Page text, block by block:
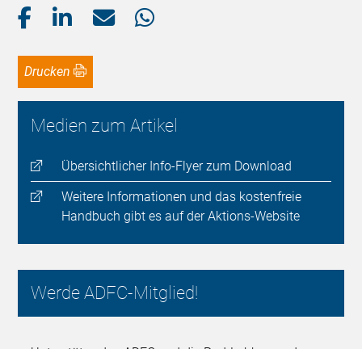
Drucken
Medien zum Artikel
Übersichtlicher Info-Flyer zum Download
Weitere Informationen und das kostenfreie
Handbuch gibt es auf der Aktions-Website
Werde ADFC-Mitglied!